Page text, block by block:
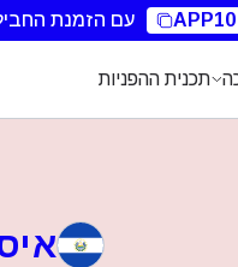
APP10 עם הזמנת החבילה
תכנית ההפניות